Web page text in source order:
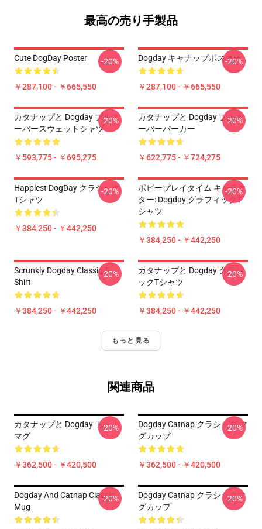
最高の売り手製品
Cute DogDay Poster
￥287,100 - ￥665,550
-20% Dogday キャナップポスター
￥287,100 - ￥665,550
-20%
カタナップと Dogday プルオ
ーバースウェットシャツ
￥593,775 - ￥695,275
-20%
カタナップと Dogday プルオ
ーバーパーカー
￥622,775 - ￥724,275
-20%
Happiest DogDay クラシック
Tシャツ
￥384,250 - ￥442,250
-20%
ポピープレイタイム キャラク
ター: Dogday グラフィックT
シャツ
￥384,250 - ￥442,250
-20%
Scrunkly Dogday Classic T-
Shirt
￥384,250 - ￥442,250
-20%
カタナップと Dogday クラシ
ックTシャツ
￥384,250 - ￥442,250
-20%
もっと見る
関連商品
カタナップと Dogday トール
マグ
￥362,500 - ￥420,500
-20%
Dogday Catnap クラシック マ
グカップ
￥362,500 - ￥420,500
-20%
Dogday And Catnap Classic
Mug
-20%
Dogday Catnap クラシックマ
グカップ
-20%